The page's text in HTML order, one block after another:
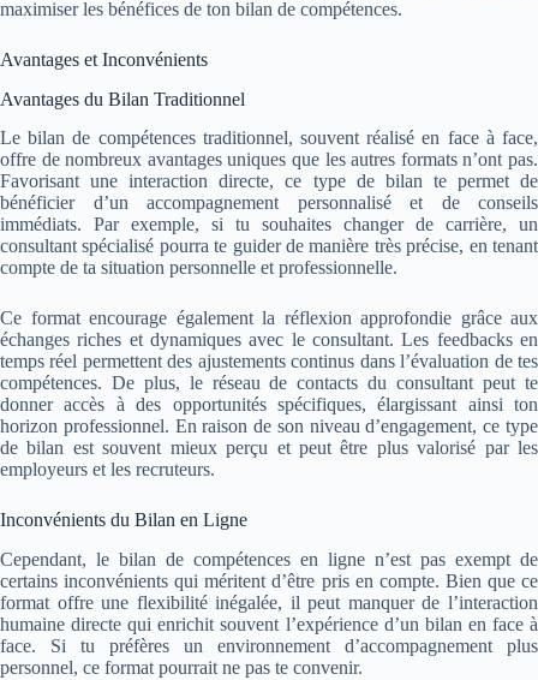
maximiser les bénéfices de ton bilan de compétences.
Avantages et Inconvénients
Avantages du Bilan Traditionnel
Le bilan de compétences traditionnel, souvent réalisé en face à face,
offre de nombreux avantages uniques que les autres formats n’ont pas.
Favorisant une interaction directe, ce type de bilan te permet de
bénéficier d’un accompagnement personnalisé et de conseils
immédiats. Par exemple, si tu souhaites changer de carrière, un
consultant spécialisé pourra te guider de manière très précise, en tenant
compte de ta situation personnelle et professionnelle.
Ce format encourage également la réflexion approfondie grâce aux
échanges riches et dynamiques avec le consultant. Les feedbacks en
temps réel permettent des ajustements continus dans l’évaluation de tes
compétences. De plus, le réseau de contacts du consultant peut te
donner accès à des opportunités spécifiques, élargissant ainsi ton
horizon professionnel. En raison de son niveau d’engagement, ce type
de bilan est souvent mieux perçu et peut être plus valorisé par les
employeurs et les recruteurs.
Inconvénients du Bilan en Ligne
Cependant, le bilan de compétences en ligne n’est pas exempt de
certains inconvénients qui méritent d’être pris en compte. Bien que ce
format offre une flexibilité inégalée, il peut manquer de l’interaction
humaine directe qui enrichit souvent l’expérience d’un bilan en face à
face. Si tu préfères un environnement d’accompagnement plus
personnel, ce format pourrait ne pas te convenir.